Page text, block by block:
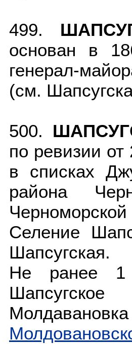
499.
основан в
генерал-
(см.
500.
по ревизии от
в списках
района
Черноморской
Селение
Шапсугская.
Не ранее 1